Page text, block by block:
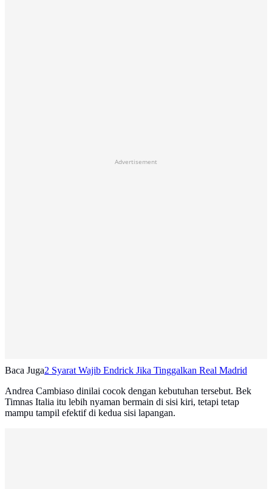
Advertisement
Baca Juga2 Syarat Wajib Endrick Jika Tinggalkan Real Madrid
Andrea Cambiaso dinilai cocok dengan kebutuhan tersebut. Bek
Timnas Italia itu lebih nyaman bermain di sisi kiri, tetapi tetap
mampu tampil efektif di kedua sisi lapangan.